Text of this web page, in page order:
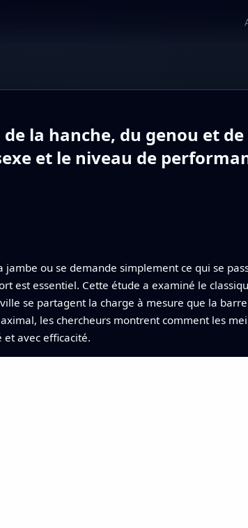
la hanche, du genou et
et le niveau de
ou se demande simplement ce qui se
est essentiel. Cette étude a examiné le
se partagent la charge à mesure que la barre
les chercheurs montrent comment les
avec efficacité.